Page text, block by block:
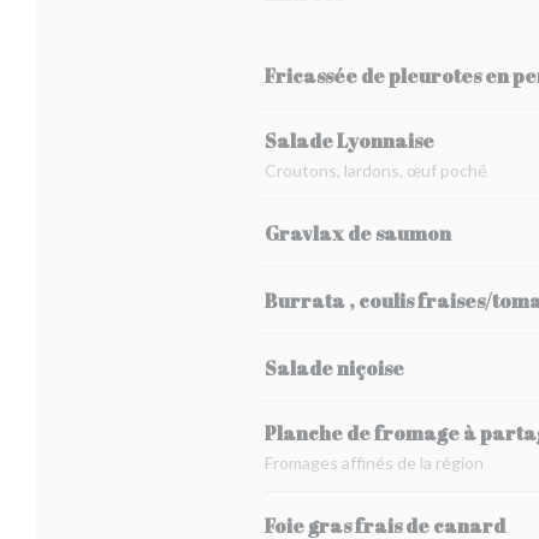
Fricassée de pleurotes en
Salade Lyonnaise
Croutons, lardons, œuf poché
Gravlax de saumon
Burrata , coulis fraises/
Salade niçoise
Planche de fromage à
Fromages affinés de la région
Foie gras frais de canard